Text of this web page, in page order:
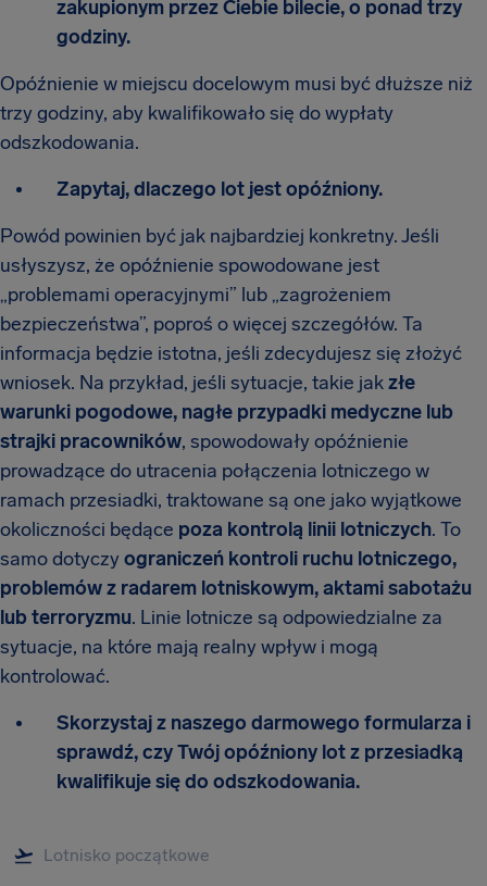
zakupionym przez Ciebie bilecie, o ponad trzy
godziny.
Opóźnienie w miejscu docelowym musi być dłuższe niż
trzy godziny, aby kwalifikowało się do wypłaty
odszkodowania.
Zapytaj, dlaczego lot jest opóźniony.
Powód powinien być jak najbardziej konkretny. Jeśli
usłyszysz, że opóźnienie spowodowane jest
„problemami operacyjnymi” lub „zagrożeniem
bezpieczeństwa”, poproś o więcej szczegółów. Ta
informacja będzie istotna, jeśli zdecydujesz się złożyć
wniosek. Na przykład, jeśli sytuacje, takie jakzłe
warunki pogodowe, nagłe przypadki medyczne lub
strajki pracowników, spowodowały opóźnienie
prowadzące do utracenia połączenia lotniczego w
ramach przesiadki, traktowane są one jako wyjątkowe
okoliczności będące poza kontrolą linii lotniczych. To
samo dotyczyograniczeń kontroli ruchu lotniczego,
problemów z radarem lotniskowym, aktami sabotażu
lub terroryzmu. Linie lotnicze są odpowiedzialne za
sytuacje, na które mają realny wpływ i mogą
kontrolować.
Skorzystaj z naszego darmowego formularza i
sprawdź, czy Twój opóźniony lot z przesiadką
kwalifikuje się do odszkodowania.